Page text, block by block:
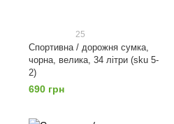
25
Спортивна / дорожня сумка,
чорна, велика, 34 літри (sku 5-
2)
690 грн